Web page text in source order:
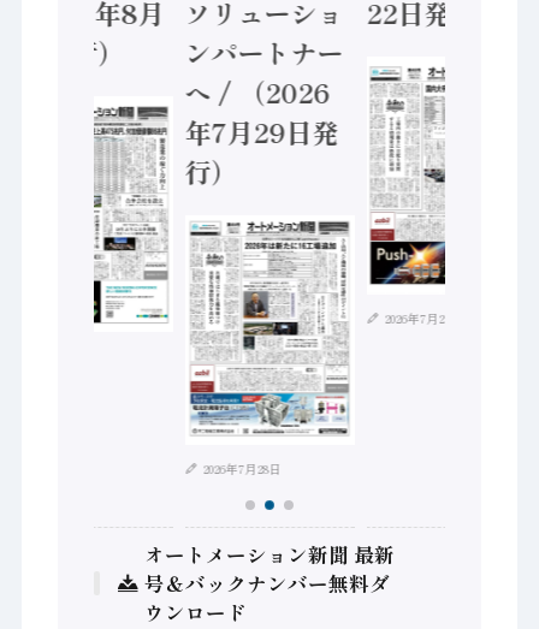
（2026年8月
5日発行）
ソリューショ
ンパートナー
へ / （2026
年7月29日発
行）
2026年7月28日
22日発行）
2026年7月21日
オートメーション新聞 最新
号＆バックナンバー無料ダ
ウンロード